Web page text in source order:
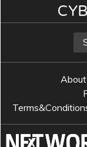
About